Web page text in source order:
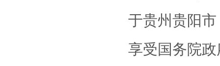
于贵州贵阳
享受国务院